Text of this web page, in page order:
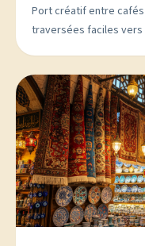
Port créatif entre
traversées faciles vers